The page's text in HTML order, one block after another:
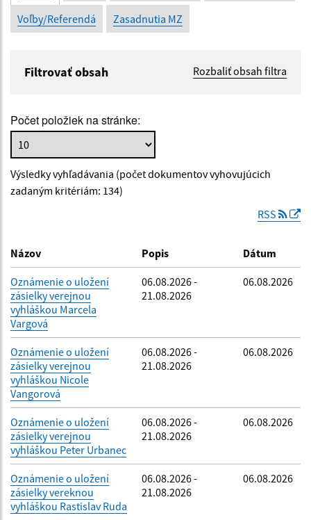
Voľby/Referendá Zasadnutia MZ
Filtrovať obsah Rozbaliť obsah filtra
Popis:
Dátum zverejnenia od:
Filtrovať
Počet položiek na stránke:
Výsledky vyhľadávania (počet dokumentov vyhovujúcich
zadaným kritériám: 134)
RSS
Názov Popis Dátum
Oznámenie o uložení
zásielky verejnou
vyhláškou Marcela
Vargová
06.08.2026 -
21.08.2026
06.08.2026
Oznámenie o uložení
zásielky verejnou
vyhláškou Nicole
Vangorová
06.08.2026 -
21.08.2026
06.08.2026
Oznámenie o uložení
zásielky verejnou
vyhláškou Peter Urbanec
06.08.2026 -
21.08.2026
06.08.2026
Oznámenie o uložení
zásielky vereknou
vyhláškou Rastislav Ruda
06.08.2026 -
21.08.2026
06.08.2026